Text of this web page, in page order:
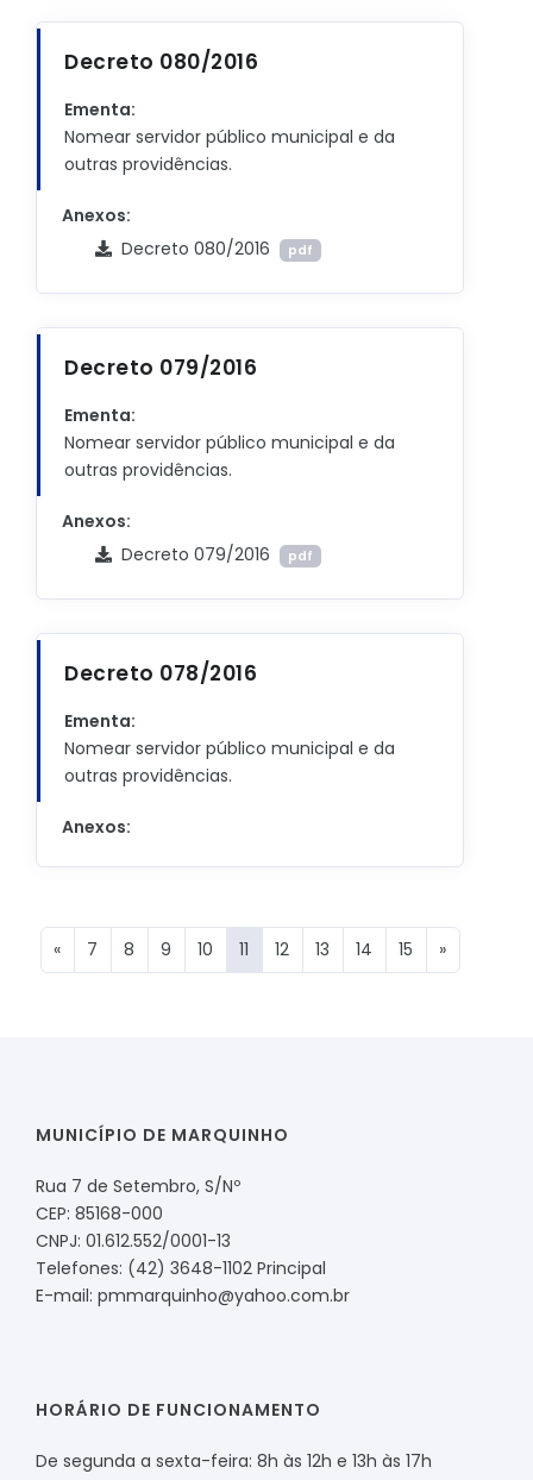
Decreto 080/2016
Ementa:
Nomear servidor público municipal e da
outras providências.
Anexos:
Decreto 080/2016
pdf
Decreto 079/2016
Ementa:
Nomear servidor público municipal e da
outras providências.
Anexos:
Decreto 079/2016
pdf
Decreto 078/2016
Ementa:
Nomear servidor público municipal e da
outras providências.
Anexos:
« 7 8 9 10 11 12 13 14 15 »
MUNICÍPIO DE MARQUINHO
Rua 7 de Setembro, S/Nº
CEP: 85168-000
CNPJ: 01.612.552/0001-13
Telefones: (42) 3648-1102 Principal
E-mail: pmmarquinho@yahoo.com.br
HORÁRIO DE FUNCIONAMENTO
De segunda a sexta-feira: 8h às 12h e 13h às 17h